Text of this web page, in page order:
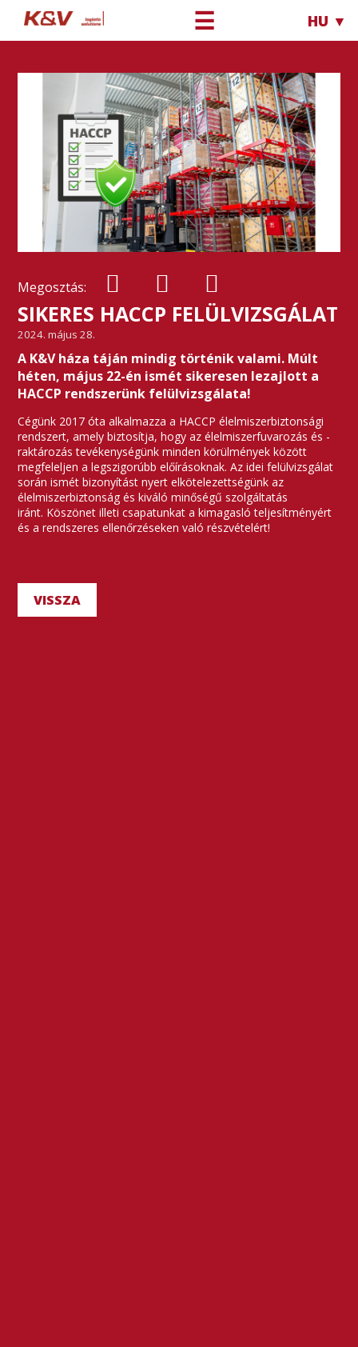
☰ HU ▼
Megosztás:
SIKERES HACCP FELÜLVIZSGÁLAT
2024. május 28.
A K&V háza táján mindig történik valami. Múlt
héten, május 22-én ismét sikeresen lezajlott a
HACCP rendszerünk felülvizsgálata!
Cégünk 2017 óta alkalmazza a HACCP élelmiszerbiztonsági
rendszert, amely biztosítja, hogy az élelmiszerfuvarozás és -
raktározás tevékenységünk minden körülmények között
megfeleljen a legszigorúbb előírásoknak. Az idei felülvizsgálat
során ismét bizonyítást nyert elkötelezettségünk az
élelmiszerbiztonság és kiváló minőségű szolgáltatás
iránt. Köszönet illeti csapatunkat a kimagasló teljesítményért
és a rendszeres ellenőrzéseken való részvételért!
VISSZA